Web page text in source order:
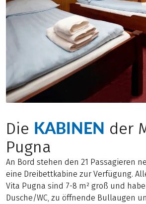
Die KABINEN der
Pugna
An Bord stehen den 21 Passagieren
eine Dreibettkabine zur Verfügung.
Vita Pugna sind 7-8 m² groß und
Dusche/WC, zu öffnende Bullaugen